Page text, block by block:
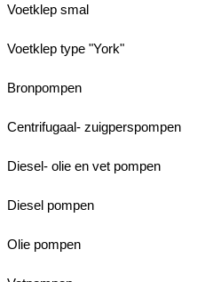
Voetklep smal
Voetklep type "York"
Bronpompen
Centrifugaal- zuigperspompen
Diesel- olie en vet pompen
Diesel pompen
Olie pompen